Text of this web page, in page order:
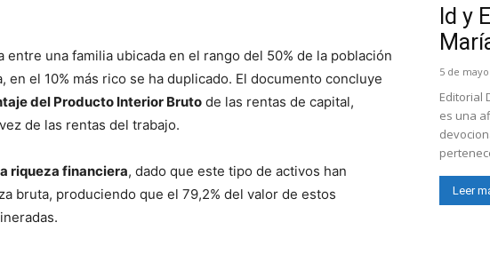
entre una familia ubicada en el rango del 50% de la población
en el 10% más rico se ha duplicado. El documento concluye
del Producto Interior Bruto de las rentas de capital,
de las rentas del trabajo.
riqueza financiera, dado que este tipo de activos han
bruta, produciendo que el 79,2% del valor de estos
Id y
5 de
Editorial
es una
Leer